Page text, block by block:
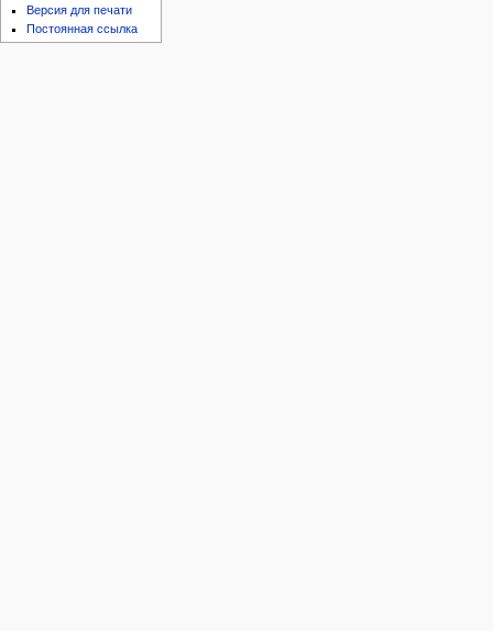
Версия для печати
Постоянная ссылка